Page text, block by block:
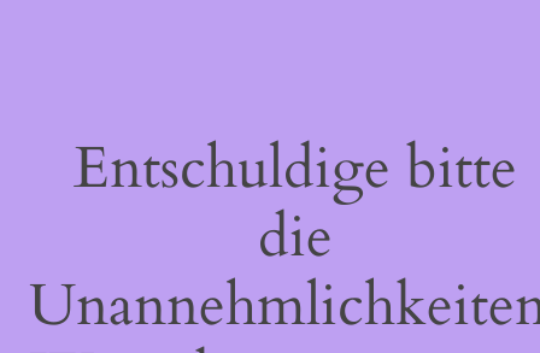
Entschuldige bitte
die